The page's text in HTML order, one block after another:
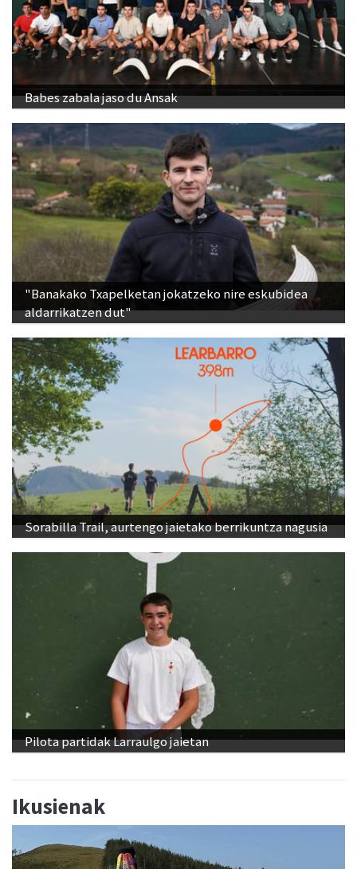
Babes zabala jaso du Ansak
"Banakako Txapelketan jokatzeko nire eskubidea
aldarrikatzen dut"
Sorabilla Trail, aurtengo jaietako berrikuntza nagusia
Pilota partidak Larraulgo jaietan
Ikusienak